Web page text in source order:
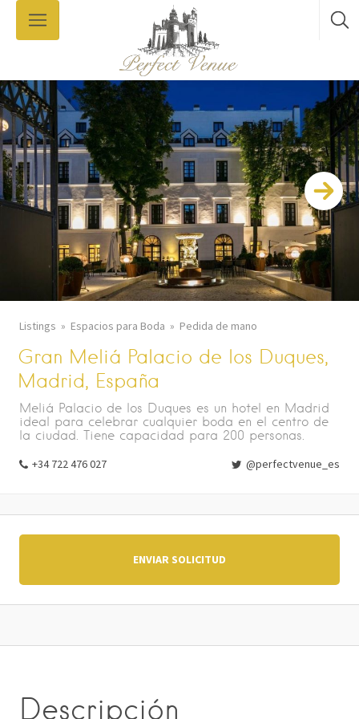
Listings Espacios para Boda Pedida de mano
Gran Meliá Palacio de los Duques,
Madrid, España
Meliá Palacio de los Duques es un hotel en Madrid
ideal para celebrar cualquier boda en el centro de
la ciudad. Tiene capacidad para 200 personas.
+34 722 476 027 @perfectvenue_es
ENVIAR SOLICITUD
Descripción